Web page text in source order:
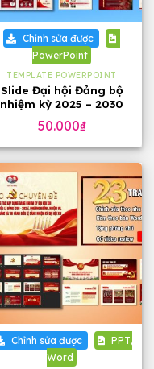
Chỉnh sửa được
PowerPoint
TEMPLATE POWERPOINT
Slide Đại hội Đảng bộ
nhiệm kỳ 2025 – 2030
slide)
50.000₫
Chỉnh sửa được
PPT,
Word